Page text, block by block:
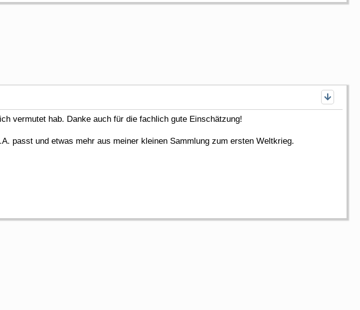
vermutet hab. Danke auch für die fachlich gute Einschätzung!
passt und etwas mehr aus meiner kleinen Sammlung zum ersten Weltkrieg.